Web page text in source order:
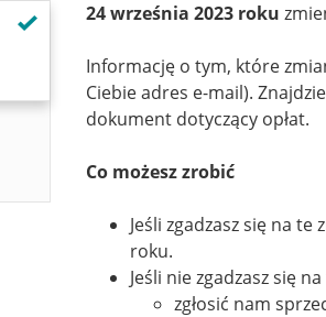
24 września 2023 roku
Informację o tym, które
Ciebie adres e-mail).
dokument dotyczący opłat.
Co możesz zrobić
Jeśli zgadzasz się na
roku.
Jeśli nie zgadzasz się
zgłosić nam